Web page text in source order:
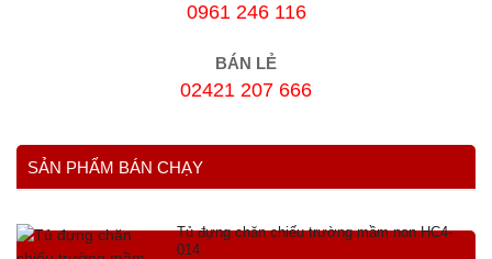
0961 246 116
BÁN LẺ
02421 207 666
SẢN PHẨM BÁN CHẠY
Tủ đựng chăn chiếu trường mầm non HC4-
014